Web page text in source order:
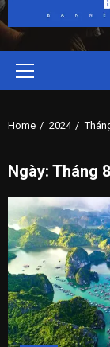
Primary
Menu
Home 2024
Ngày: Tháng